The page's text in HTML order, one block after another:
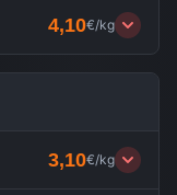
4,10€/kg
3,10€/kg